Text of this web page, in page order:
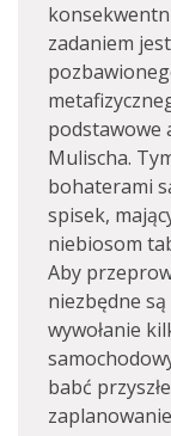
zadaniem
podstawowe
Mulischa.
bohaterami
spisek,
niebiosom
Aby
niezbędne
wywołanie
babć